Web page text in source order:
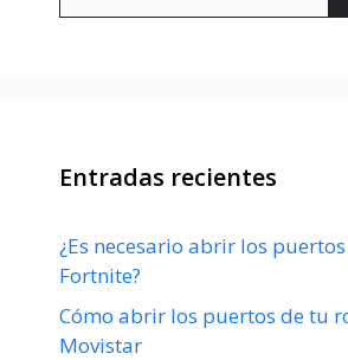
Entradas recientes
¿Es necesario abrir los
Fortnite?
Cómo abrir los puertos de tu
Movistar